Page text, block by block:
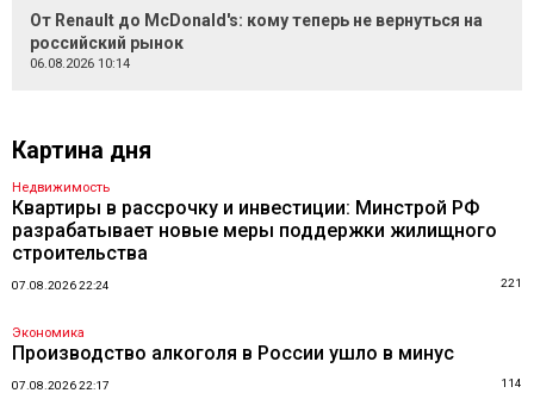
От Renault до McDonald's: кому теперь не вернуться на
российский рынок
06.08.2026 10:14
Картина дня
Недвижимость
Квартиры в рассрочку и инвестиции: Минстрой РФ
разрабатывает новые меры поддержки жилищного
строительства
07.08.2026 22:24 221
Экономика
Производство алкоголя в России ушло в минус
07.08.2026 22:17 114